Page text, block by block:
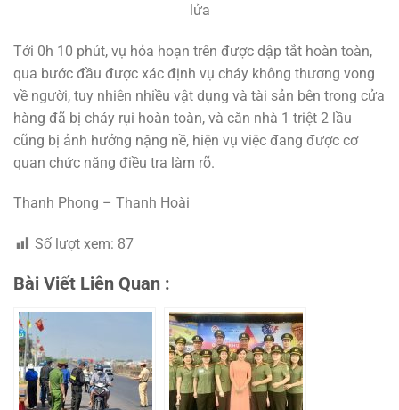
lửa
Tới 0h 10 phút, vụ hỏa hoạn trên được dập tắt hoàn toàn,
qua bước đầu được xác định vụ cháy không thương vong
về người, tuy nhiên nhiều vật dụng và tài sản bên trong cửa
hàng đã bị cháy rụi hoàn toàn, và căn nhà 1 triệt 2 lầu
cũng bị ảnh hưởng nặng nề, hiện vụ việc đang được cơ
quan chức năng điều tra làm rõ.
Thanh Phong – Thanh Hoài
Số lượt xem: 87
Bài Viết Liên Quan :